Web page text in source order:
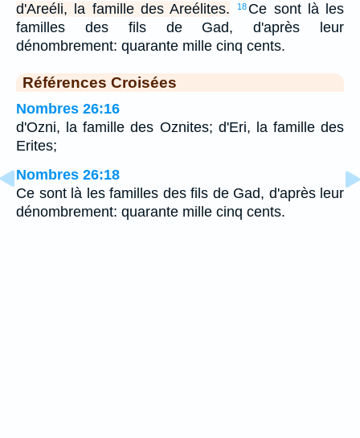
d'Areéli, la famille des Areélites.
18 Ce sont là les
familles des fils de Gad, d'après leur
dénombrement: quarante mille cinq cents.
Références Croisées
Nombres 26:16
d'Ozni, la famille des Oznites; d'Eri, la famille des
Erites;
Nombres 26:18
Ce sont là les familles des fils de Gad, d'après leur
dénombrement: quarante mille cinq cents.